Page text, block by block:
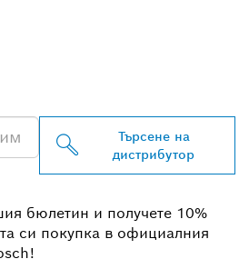
Търсене на
дистрибутор
бюлетин и получете 10%
си покупка в официалния